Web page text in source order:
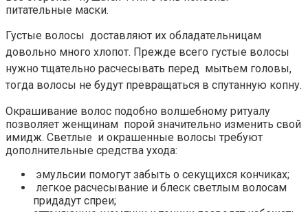
питательные маски.
Густые волосы доставляют их обладательницам
довольно много хлопот. Прежде всего густые волосы
нужно тщательно расчесывать перед мытьем головы,
тогда волосы не будут превращаться в спутанную копну.
Окрашивание волос подобно волшебному ритуалу
позволяет женщинам порой значительно изменить свой
имидж. Светлые и окрашенные волосы требуют
дополнительные средства ухода:
эмульсии помогут забыть о секущихся кончиках;
легкое расчесывание и блеск светлым волосам
придадут спреи;